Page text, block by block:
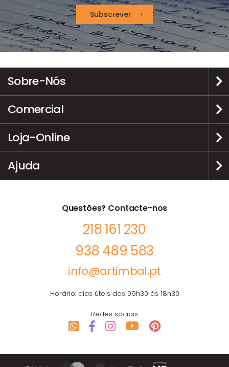
Subscrever
Sobre-Nós
Comercial
Loja-Online
Ajuda
Questões? Contacte-nos
218 161 230
938 489 583
info@artimbal.pt
Horário: dias úteis das 09h30 às 18h30
Redes sociais